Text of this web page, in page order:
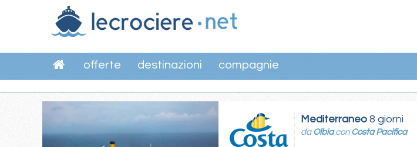
offerte destinazioni compagnie
Mediterraneo 8 giorni
da Olbiacon Costa Pacifica